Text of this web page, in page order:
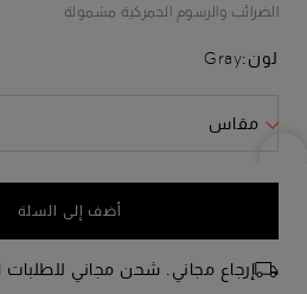
الضرائب والرسوم الجمركية مشمولة
لون:Gray
مقاس
أضف إلى السلة
إرجاع مجاني. شحن مجاني للطلبات